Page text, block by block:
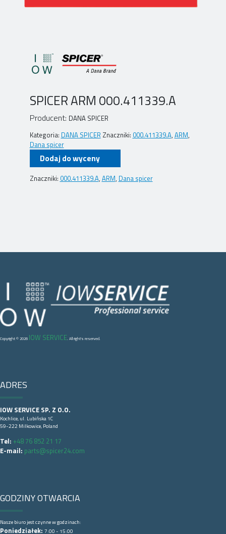
SPICER ARM 000.411339.A
Producent: DANA SPICER
Kategoria: DANA SPICER Znaczniki: 000.411339.A, ARM,
Dana spicer
Dodaj do wyceny
Znaczniki: 000.411339.A, ARM, Dana spicer
Copyright © 2026 IOW SERVICE. All right's reserved.
ADRES
IOW SERVICE SP. Z O.O.
Kochlice, ul. Lubińska 1C
59-222 Milkowice, Poland
Tel: +48 76 852 21 17
E-mail: parts@spicer24.com
GODZINY OTWARCIA
Nasze biuro jest czynne w godzinach:
Poniedziałek: 7:00 - 15:00